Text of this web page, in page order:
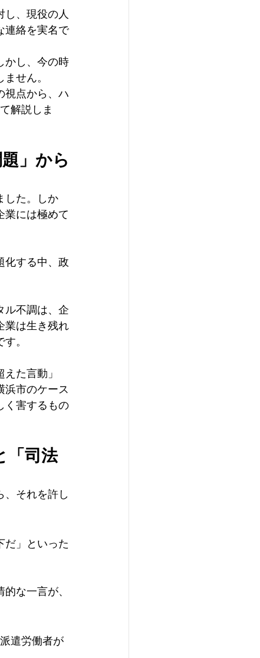
し、現役の人
連絡を実名で
かし、今の時
せん。
視点から、ハ
解説しま
」から
した。しか
業には極めて
化する中、政
ル不調は、企
業は生き残れ
。
た言動」
浜市のケース
く害するもの
「司法
、それを許し
だ」といった
な一言が、
遣労働者が